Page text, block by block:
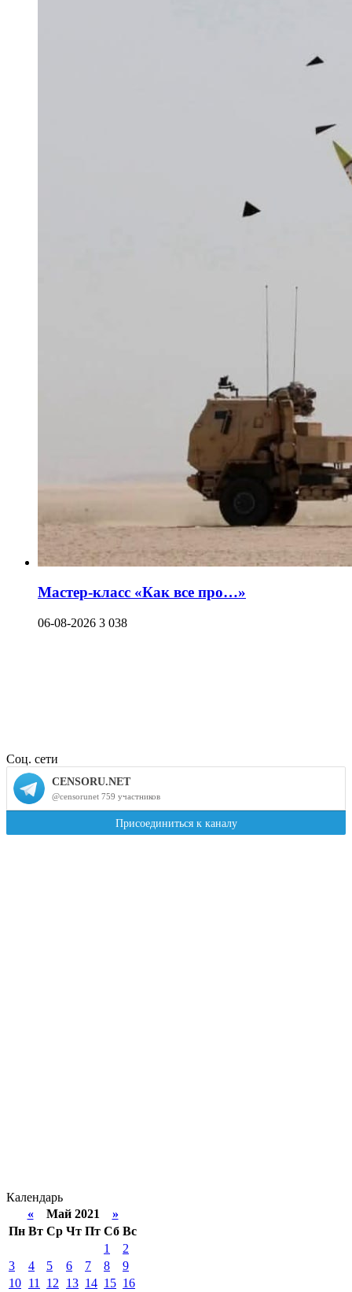
Мастер-класс «Как все про…»
06-08-2026 3 038
Соц. сети
Календарь
«Май 2021 »
Пн Вт Ср Чт Пт Сб Вс
1
2
3
4 5 6 7 8
9
10 11 12 13 14 15 16